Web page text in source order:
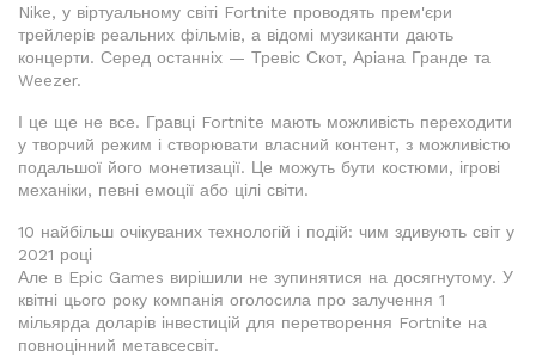
Nike, у віртуальному світі Fortnite проводять прем'єри
трейлерів реальних фільмів, а відомі музиканти дають
концерти. Серед останніх — Тревіс Скот, Аріана Гранде та
Weezer.
І це ще не все. Гравці Fortnite мають можливість переходити
у творчий режим і створювати власний контент, з можливістю
подальшої його монетизації. Це можуть бути костюми, ігрові
механіки, певні емоції або цілі світи.
10 найбільш очікуваних технологій і подій: чим здивують світ у
2021 році
Але в Epic Games вирішили не зупинятися на досягнутому. У
квітні цього року компанія оголосила про залучення 1
мільярда доларів інвестицій для перетворення Fortnite на
повноцінний метавсесвіт.